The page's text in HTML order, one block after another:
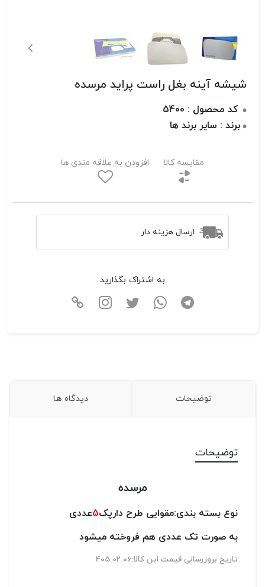
شیشه آینه بغل راست پراید مرسده
کد محصول : 5400
برند : سایر برند ها
مقایسه کالا افزودن به علاقه مندی ها
ارسال هزینه دار
به اشتراک بگذارید
توضیحات دیدگاه ها
توضیحات
مرسده
نوع بسته بندی:مقوایی طرح دارپک5عددی
به صورت تک عددی هم فروخته میشود
تاریخ بروزرسانی قیمت این کالا:405.02.06